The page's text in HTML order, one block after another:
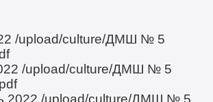
/upload/culture/ДМШ № 5
/upload/culture/ДМШ № 5
2022/upload/culture/ДМШ № 5